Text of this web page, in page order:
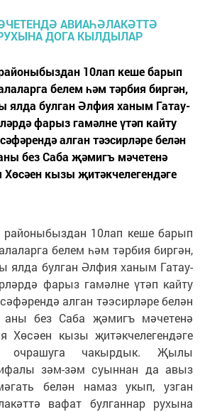
10лап кеше барып
белем һәм тәрбия биргән,
ялда булган Әлфия ханым Гатау­
фарыз гамәлне үтәп кайту
алган тәэсирләре белән
без Саба җәмигъ мәчетенә
кызы җитәкчелегендәге
10лап кеше барып
белем һәм тәрбия биргән,
ялда булган Әлфия ханым Гатау­
фарыз гамәлне үтәп кайту
алган тәэсирләре белән
аны без Саба җәмигъ мәчетенә
Хөсәен кызы җитәкчелегендәге
очрашуга чакырдык. Җылы
зәм-зәм суыннан да авыз
белән намаз укып, узган
вафат булганнар рухына